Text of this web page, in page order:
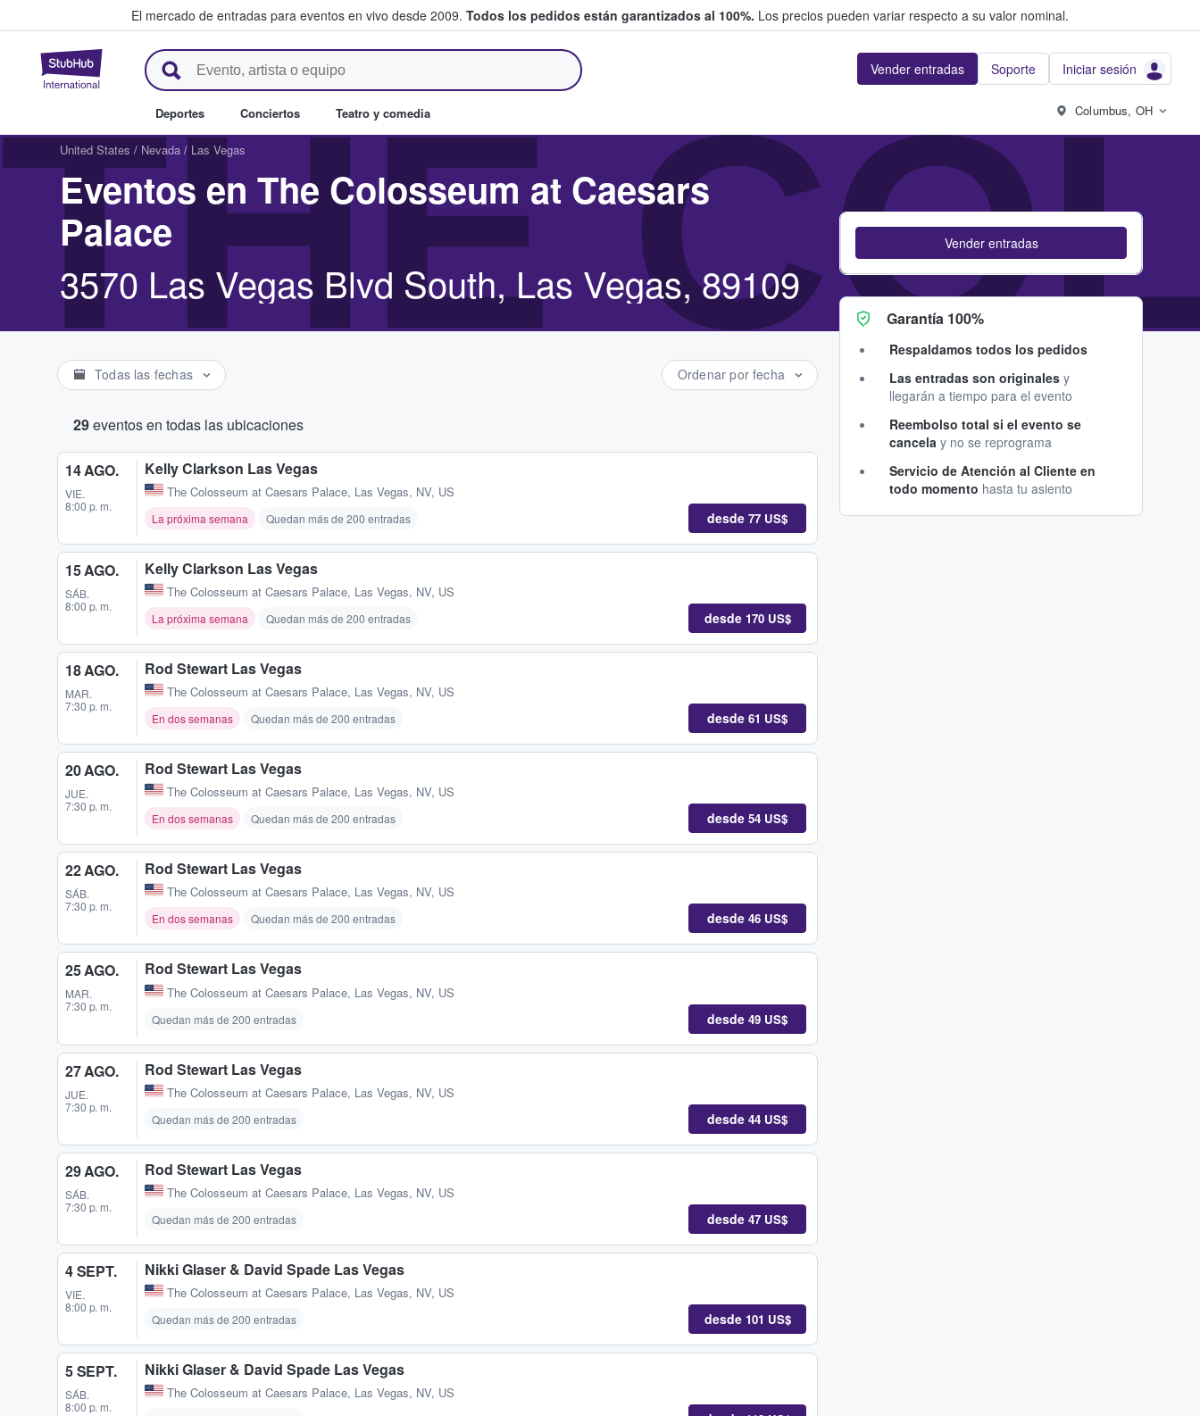
El mercado de entradas para eventos en vivo desde 2009. Todos los pedidos están garantizados al 100%. Los precios pueden variar respecto a su valor nominal.
StubHub: compra y venta de entradas entre fans Vender entradas Soporte Iniciar sesión
Deportes Conciertos Teatro y comedia Columbus, OH
THE
United States / Nevada / Las Vegas
Eventos en The Colosseum at Caesars
Palace
3570 Las Vegas Blvd South, Las Vegas, 89109
Todas las fechas Ordenar por fecha
29eventos en todas las ubicaciones
14 AGO.
VIE.
8:00 p. m.
Kelly Clarkson Las Vegas
The Colosseum at Caesars Palace, Las Vegas, NV, US
La próxima semana Quedan más de 200 entradas desde 77 US$
15 AGO.
SÁB.
8:00 p. m.
Kelly Clarkson Las Vegas
The Colosseum at Caesars Palace, Las Vegas, NV, US
La próxima semana Quedan más de 200 entradas desde 170 US$
18 AGO.
MAR.
7:30 p. m.
Rod Stewart Las Vegas
The Colosseum at Caesars Palace, Las Vegas, NV, US
En dos semanas Quedan más de 200 entradas desde 61 US$
20 AGO.
JUE.
7:30 p. m.
Rod Stewart Las Vegas
The Colosseum at Caesars Palace, Las Vegas, NV, US
En dos semanas Quedan más de 200 entradas desde 54 US$
22 AGO.
SÁB.
7:30 p. m.
Rod Stewart Las Vegas
The Colosseum at Caesars Palace, Las Vegas, NV, US
En dos semanas Quedan más de 200 entradas desde 46 US$
25 AGO.
MAR.
7:30 p. m.
Rod Stewart Las Vegas
The Colosseum at Caesars Palace, Las Vegas, NV, US
Quedan más de 200 entradas desde 49 US$
27 AGO.
JUE.
7:30 p. m.
Rod Stewart Las Vegas
The Colosseum at Caesars Palace, Las Vegas, NV, US
Quedan más de 200 entradas desde 44 US$
29 AGO.
SÁB.
7:30 p. m.
Rod Stewart Las Vegas
The Colosseum at Caesars Palace, Las Vegas, NV, US
Quedan más de 200 entradas desde 47 US$
4 SEPT.
VIE.
8:00 p. m.
Nikki Glaser & David Spade Las Vegas
The Colosseum at Caesars Palace, Las Vegas, NV, US
Quedan más de 200 entradas desde 101 US$
5 SEPT.
SÁB.
8:00 p. m.
Nikki Glaser & David Spade Las Vegas
The Colosseum at Caesars Palace, Las Vegas, NV, US
Vender entradas
Garantía 100%
Respaldamos todos los pedidos
Las entradas son originales y
llegarán a tiempo para el evento
Reembolso total si el evento se
cancela y no se reprograma
Servicio de Atención al Cliente en
todo momento hasta tu asiento